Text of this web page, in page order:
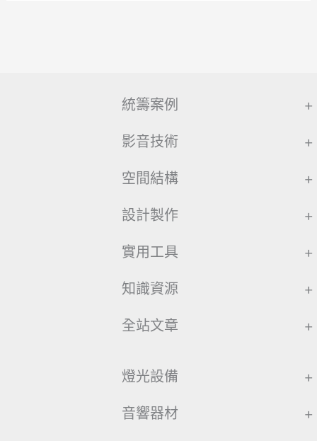
統籌案例 +
影音技術 +
空間結構 +
設計製作 +
實用工具 +
知識資源 +
全站文章 +
燈光設備 +
音響器材 +